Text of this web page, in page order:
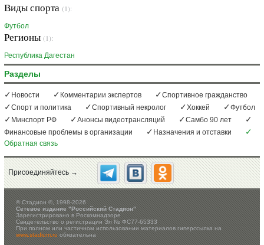
Виды спорта (1):
Футбол
Регионы (1):
Республика Дагестан
Разделы
Новости Комментарии экспертов
Спортивное гражданство
Спорт и политика
Спортивный некролог Хоккей
Футбол
Минспорт РФ
Анонсы видеотрансляций
Самбо 90 лет
Финансовые проблемы в организации
Назначения и отставки
Обратная связь
Присоединяйтесь →
©Стадион ®, 1998-2026
Сетевое издание "Российский Стадион"
Зарегистрировано в Роскомнадзоре
Свидетельство о регистрации Эл № ФС77-65333
При полном или частичном использовании материалов гиперссылка на
www.stadium.ruобязательна